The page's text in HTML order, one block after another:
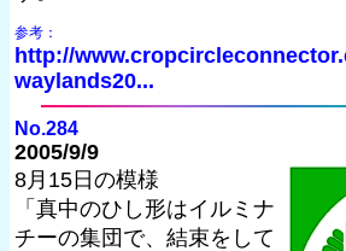
参考：
http://
waylands20...
No.284
2005/9/9
8月15日の模様
「真中のひし形はイルミナ
チーの集団で、結束をして